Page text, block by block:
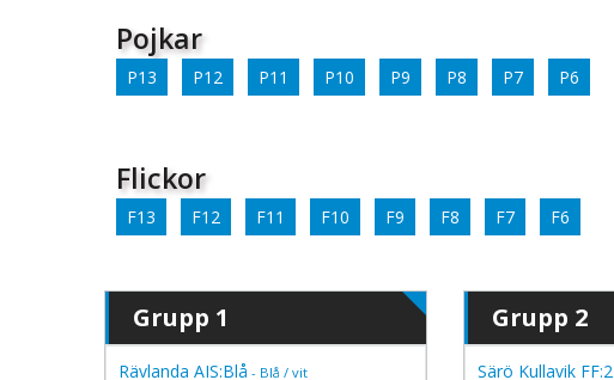
Pojkar
P13 P12 P11 P10 P9 P8 P7 P6
Flickor
F13 F12 F11 F10 F9 F8 F7 F6
Grupp 1
Rävlanda AIS:Blå - Blå / vit
Grupp 2
Särö Kullavik FF:2